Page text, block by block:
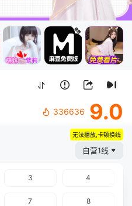
336636 9.0
无法播放,卡顿换线
自营1线
3 4
7 8